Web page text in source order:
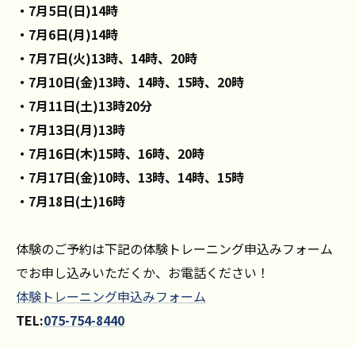
・7月5日(日)14時
・7月6日(月)14時
・7月7日(火)13時、14時、20時
・7月10日(金)13時、14時、15時、20時
・7月11日(土)13時20分
・7月13日(月)13時
・7月16日(木)15時、16時、20時
・7月17日(金)10時、13時、14時、15時
・7月18日(土)16時
体験のご予約は下記の体験トレーニング申込みフォーム
でお申し込みいただくか、お電話ください！
体験トレーニング申込みフォーム
TEL:075-754-8440